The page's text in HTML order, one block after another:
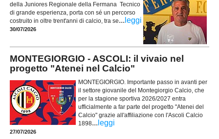
della Juniores Regionale della Fermana Tecnico
di grande esperienza, porta con sé un percorso
costruito in oltre trent'anni di calcio, tra se... leggi
30/07/2026
MONTEGIORGIO - ASCOLI: il vivaio nel
progetto "Atenei nel Calcio"
MONTEGIORGIO. Importante passo in avanti per
il settore giovanile del Montegiorgio Calcio, che
per la stagione sportiva 2026/2027 entra
ufficialmente a far parte del progetto "Atenei del
Calcio" grazie all'affiliazione con l'Ascoli Calcio
1898... leggi
27/07/2026